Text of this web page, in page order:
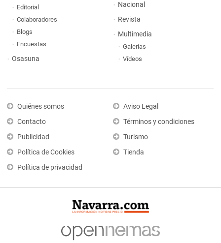
Editorial
Colaboradores
Blogs
Encuestas
Osasuna
Nacional
Revista
Multimedia
Galerías
Vídeos
Quiénes somos
Contacto
Publicidad
Política de Cookies
Política de privacidad
Aviso Legal
Términos y condiciones
Turismo
Tienda